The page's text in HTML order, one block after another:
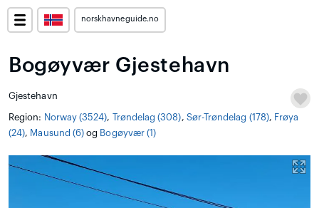
norskhavneguide.no
Bogøyvær Gjestehavn
Gjestehavn
Region: Norway (3524), Trøndelag (308), Sør-Trøndelag (178), Frøya
(24), Mausund (6) og Bogøyvær (1)